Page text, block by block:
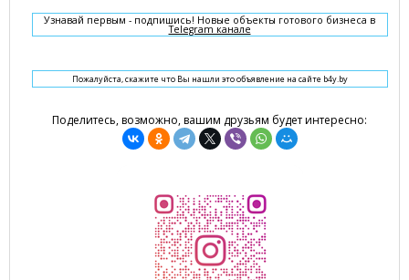
Узнавай первым - подпишись! Новые объекты готового бизнеса в
Telegram канале
Пожалуйста, скажите что Вы нашли это объявление на сайте b4y.by
Поделитесь, возможно, вашим друзьям будет интересно: